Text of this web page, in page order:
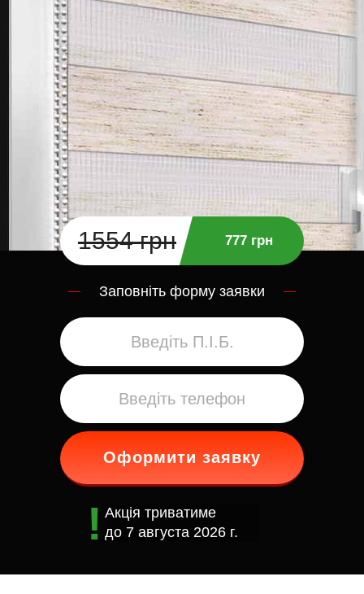
1554 грн 777 грн
Заповніть форму заявки
Оформити заявку
Акція триватиме
до 7 августа 2026 г.